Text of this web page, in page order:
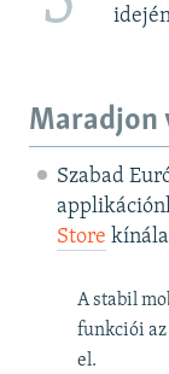
Maradjon
Szabad
Store
A stabil
funkciói
el.